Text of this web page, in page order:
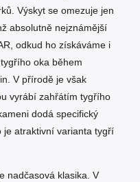
Výskyt se omezuje jen
absolutně nejznámější
odkud ho získáváme i
oka během
V přírodě je však
vyrábí zahřátím tygřího
dodá specifický
je atraktivní varianta tygří
nadčasová klasika. V